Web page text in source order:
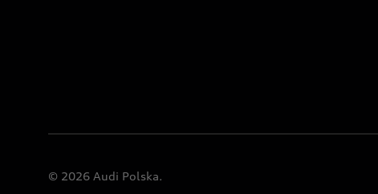
© 2026 Audi Polska.